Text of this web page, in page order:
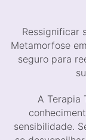
Ressignificar
Metamorfose
seguro para
A Terapia
sensibilidade.